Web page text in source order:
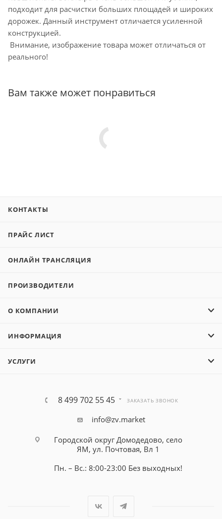
подходит для расчистки больших площадей и широких
дорожек. Данный инструмент отличается усиленной
конструкцией.
Внимание, изображение товара может отличаться от
реального!
Вам также может понравиться
КОНТАКТЫ
ПРАЙС ЛИСТ
ОНЛАЙН ТРАНСЛЯЦИЯ
ПРОИЗВОДИТЕЛИ
О КОМПАНИИ
ИНФОРМАЦИЯ
УСЛУГИ
8 499 702 55 45 ЗАКАЗАТЬ ЗВОНОК
info@zv.market
Городской округ Домодедово, село
ЯМ, ул. Почтовая, Вл 1
Пн. – Вс.: 8:00-23:00 Без выходных!